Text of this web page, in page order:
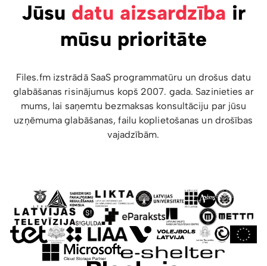
Jūsu datu aizsardzība ir
mūsu prioritāte
Files.fm izstrādā SaaS programmatūru un drošus datu
glabāšanas risinājumus kopš 2007. gada. Sazinieties ar
mums, lai saņemtu bezmaksas konsultāciju par jūsu
uzņēmuma glabāšanas, failu koplietošanas un drošības
vajadzībām.